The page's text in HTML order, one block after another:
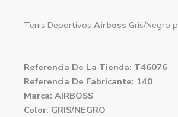
Tenis Deportivos Airboss Gris/Negro
Referencia De La Tienda: T46076
Referencia De Fabricante: 140
Marca: AIRBOSS
Color: GRIS/NEGRO